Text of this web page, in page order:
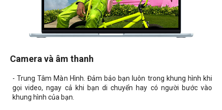
Camera và âm thanh
- Trung Tâm Màn Hình. Đảm bảo bạn luôn trong khung hình khi
gọi video, ngay cả khi bạn di chuyển hay có người bước vào
khung hình của bạn.